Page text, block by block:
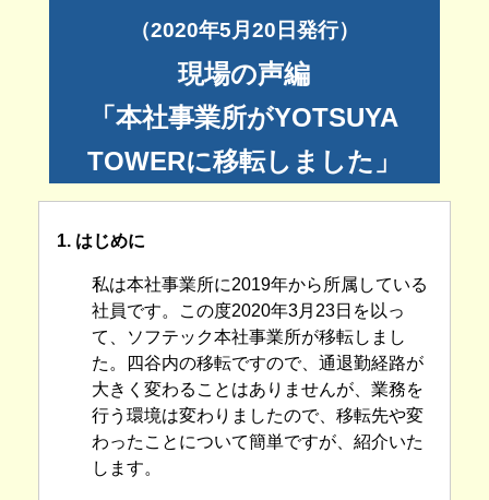
（2020年5月20日発行）
現場の声編
「本社事業所がYOTSUYA
TOWERに移転しました」
1. はじめに
私は本社事業所に2019年から所属している
社員です。この度2020年3月23日を以っ
て、ソフテック本社事業所が移転しまし
た。四谷内の移転ですので、通退勤経路が
大きく変わることはありませんが、業務を
行う環境は変わりましたので、移転先や変
わったことについて簡単ですが、紹介いた
します。